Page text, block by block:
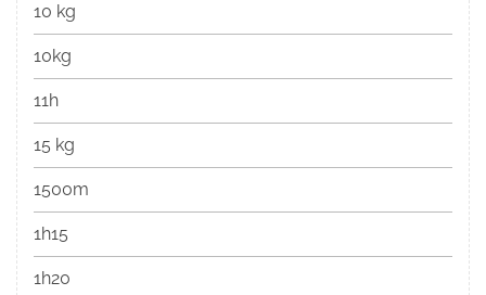
10 kg
10kg
11h
15 kg
1500m
1h15
1h20